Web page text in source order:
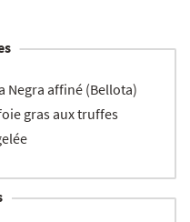
Negra affiné (Bellota)
gras aux truffes